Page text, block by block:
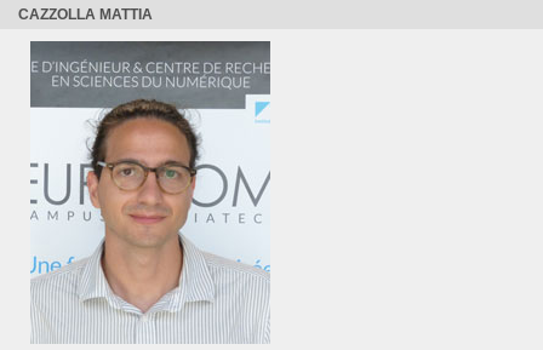
CAZZOLLA MATTIA